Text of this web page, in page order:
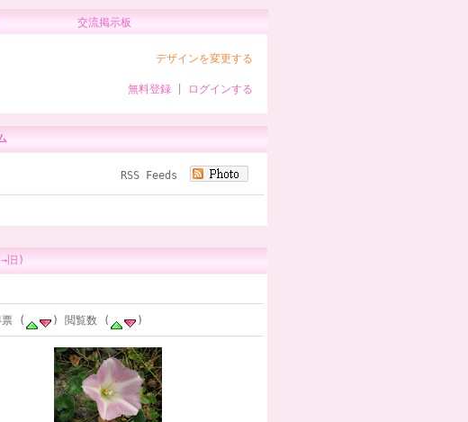
ト 交流掲示板
デザインを変更する
無料登録 ログインする
RSS Feeds
旧)
( ) 閲覧数 ( )